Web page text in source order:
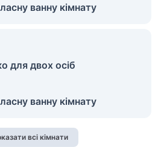
ванну кімнату
для двох осіб
ванну кімнату
всі кімнати